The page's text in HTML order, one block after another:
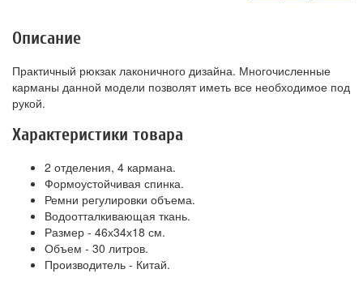
Описание
Практичный рюкзак лаконичного дизайна. Многочисленные
карманы данной модели позволят иметь все необходимое под
рукой.
Характеристики товара
2 отделения, 4 кармана.
Формоустойчивая спинка.
Ремни регулировки объема.
Водоотталкивающая ткань.
Размер - 46х34х18 см.
Объем - 30 литров.
Производитель - Китай.